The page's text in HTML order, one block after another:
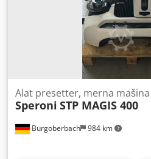
Burgoberbach 984 km
Alat presetter, merna mašina
Speroni STP MAGIS 400